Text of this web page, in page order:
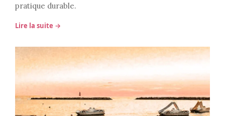
pratique durable.
Lire la suite →